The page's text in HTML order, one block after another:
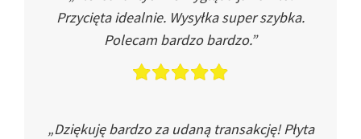
Przycięta idealnie. Wysyłka super szybka.
Polecam bardzo bardzo.”
„Dziękuję bardzo za udaną transakcję! Płyta